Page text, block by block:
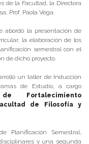
de la Facultad, la Directora
Prof. Paola Vega.
abordó la presentación de
la elaboración de los
semestral con el
de dicho proyecto.
un taller de Inducción
de Estudio, a cargo
Fortalecimiento
de Filosofía y
Planificación Semestral,
y una segunda